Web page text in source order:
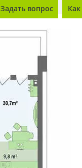
Задать вопрос Как